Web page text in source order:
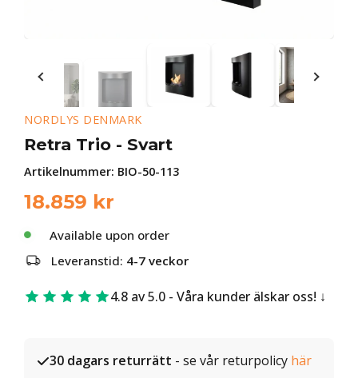
NORDLYS DENMARK
Retra Trio - Svart
Artikelnummer: BIO-50-113
18.859 kr
Available upon order
Leveranstid: 4-7 veckor
4.8 av 5.0 - Våra kunder älskar oss!
30 dagars returrätt - se vår returpolicy här